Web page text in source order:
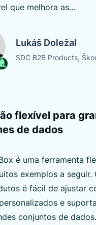
que melhora as...
Lukáš Doležal
SDC B2B Products,
flexível para
de dados
é uma ferramenta
exemplos a seguir.
é fácil de ajustar
e
conjuntos de